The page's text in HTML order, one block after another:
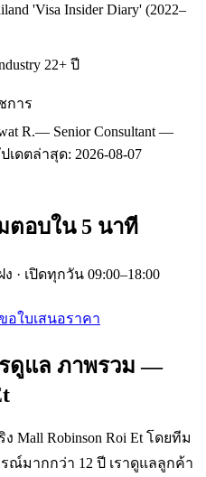
'Visa Insider Diary' (2022–
22+ ปี
การ
R.— Senior Consultant —
เดตล่าสุด: 2026-08-07
ตอบใน 5 นาที
เปิดทุกวัน 09:00–18:00
อใบเสนอราคา
ดูแล ภาพรวม —
Mall Robinson Roi Et โดยทีม
มากกว่า 12 ปี เราดูแลลูกค้า